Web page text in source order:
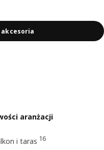
akcesoria
aranżacji
i taras 16